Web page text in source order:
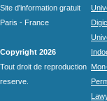
Site d'information gratuit
Paris - France
Copyright 2026
Tout droit de reproduction
reserve.